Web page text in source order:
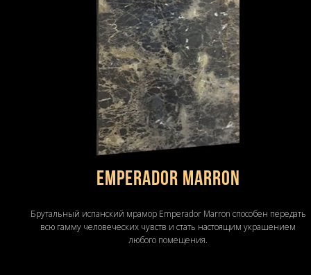
Emperador Marron
Брутальный испанский мрамор Emperador Marron способен передать
всю гамму человеческих чувств и стать настоящим украшением
любого помещения.